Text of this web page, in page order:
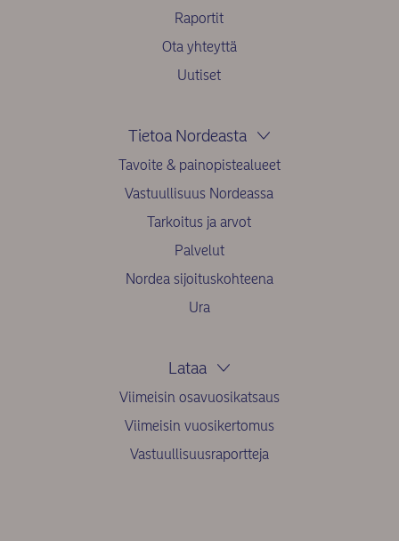
Raportit
Ota yhteyttä
Uutiset
Tietoa Nordeasta
Tavoite & painopistealueet
Vastuullisuus Nordeassa
Tarkoitus ja arvot
Palvelut
Nordea sijoituskohteena
Ura
Lataa
Viimeisin osavuosikatsaus
Viimeisin vuosikertomus
Vastuullisuusraportteja